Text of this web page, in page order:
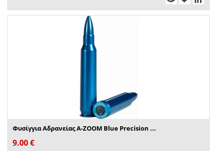
Φυσίγγια Αδρανείας A-ZOOM Blue Precision ...
9.00€